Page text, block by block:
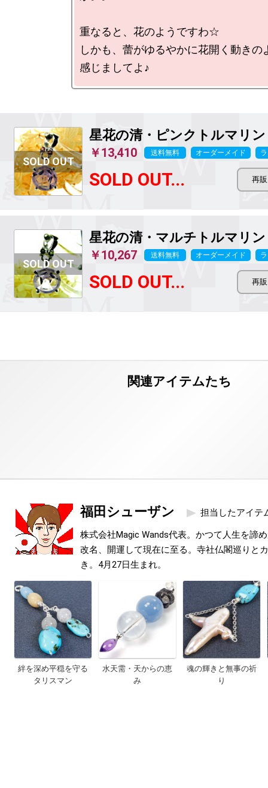
重なると、花のようですわ☆
しかも、蕾がゆるやかに花開く動きの
星花の清・ピンクトルマリン
￥13,410 送料無料 オーダーメイド
SOLD OUT...
星花の清・マルチトルマリン
￥10,267 送料無料 オーダーメイド
SOLD OUT...
福田シューザン 担当したアイテ
株式会社Magic Wands代表。かつて人生を諦
改名、開運して現在に至る。寺社仏閣巡りと
き。4月27日生まれ。
絆を深め平穏を守る
タリスマン
水天需・天からの恵
み
魂の輝きと無事の祈
り